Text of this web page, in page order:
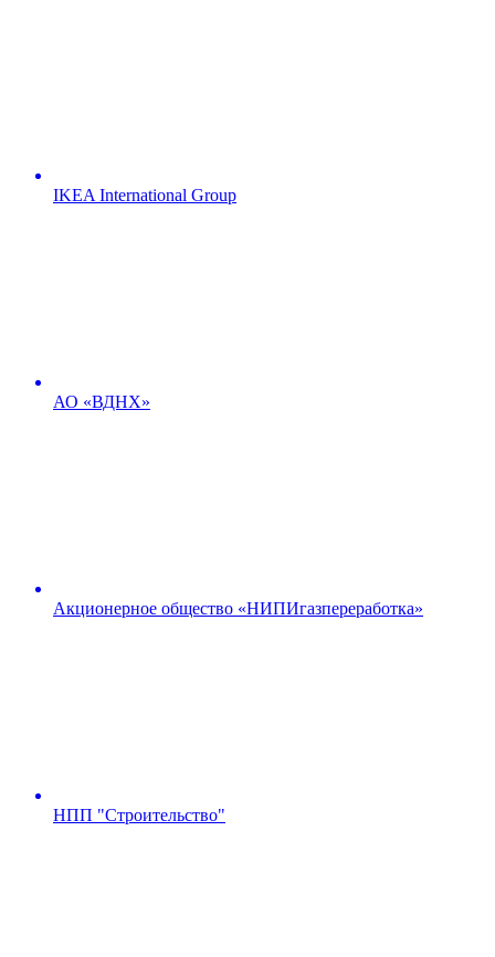
IKEA International Group
АО «ВДНХ»
Акционерное общество «НИПИгазпереработка»
НПП "Строительство"